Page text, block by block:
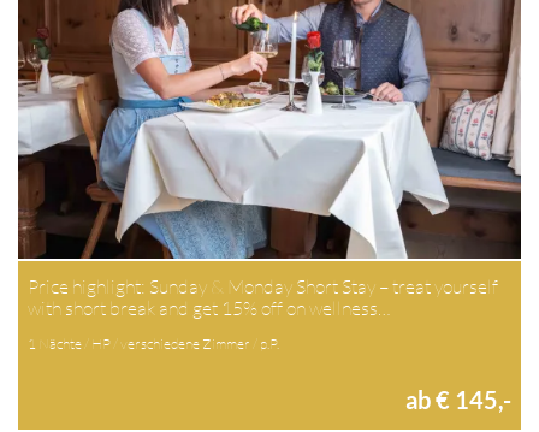
Price highlight: Sunday & Monday Short Stay – treat yourself
with short break and get 15% off on wellness…
1 Nächte / HP / verschiedene Zimmer / p.P.
ab € 145,-